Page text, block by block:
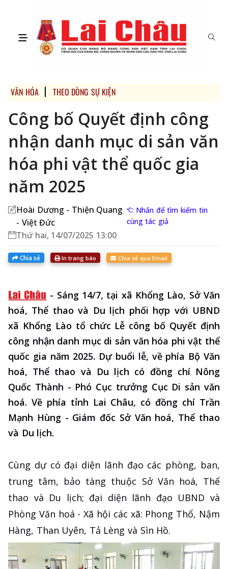
VĂN HÓA THEO DÒNG SỰ KIỆN
Công bố Quyết định công
nhận danh mục di sản văn
hóa phi vật thể quốc gia
năm 2025
Hoài Dương - Thiện Quang
- Việt Đức
Nhấn để tìm kiếm tin
cùng tác giả
Thứ hai, 14/07/2025 13:00
Chia sẻ In trang báo Chia sẻ qua Email
- Sáng 14/7, tại xã Khổng Lào, Sở Văn
hoá, Thể thao và Du lịch phối hợp với UBND
xã Khổng Lào tổ chức Lễ công bố Quyết định
công nhận danh mục di sản văn hóa phi vật thể
quốc gia năm 2025. Dự buổi lễ, về phía Bộ Văn
hoá, Thể thao và Du lịch có đồng chí Nông
Quốc Thành - Phó Cục trưởng Cục Di sản văn
hoá. Về phía tỉnh Lai Châu, có đồng chí Trần
Mạnh Hùng - Giám đốc Sở Văn hoá, Thể thao
và Du lịch.
Cùng dự có đại diện lãnh đạo các phòng, ban,
trung tâm, bảo tàng thuộc Sở Văn hoá, Thể
thao và Du lịch; đại diện lãnh đạo UBND và
Phòng Văn hoá - Xã hội các xã: Phong Thổ, Nậm
Hàng, Than Uyên, Tả Lèng và Sìn Hồ.